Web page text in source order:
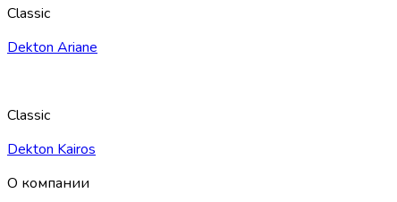
Classic
Dekton Ariane
Classic
Dekton Kairos
О компании